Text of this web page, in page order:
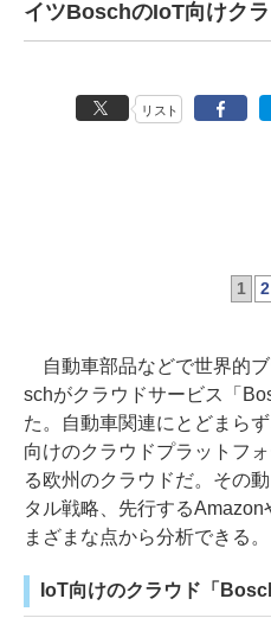
イツBoschのIoT向けク
リスト
1 2
自動車部品などで世界的
schがクラウドサービス「
た。自動車関連にとどまら
向けのクラウドプラットフ
る欧州のクラウドだ。その
タル戦略、先行するAmazon
まざまな点から分析できる。
IoT向けのクラウド「